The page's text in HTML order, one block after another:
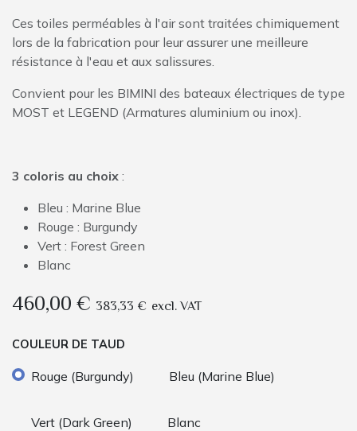
Ces toiles perméables à l'air sont traitées chimiquement
lors de la fabrication pour leur assurer une meilleure
résistance à l'eau et aux salissures.
Convient pour les BIMINI des bateaux électriques de type
MOST et LEGEND (Armatures aluminium ou inox).
3 coloris au choix :
Bleu : Marine Blue
Rouge : Burgundy
Vert : Forest Green
Blanc
460,00€ 383,33 € excl. VAT
COULEUR DE TAUD
Rouge (Burgundy) Bleu (Marine Blue)
Vert (Dark Green) Blanc